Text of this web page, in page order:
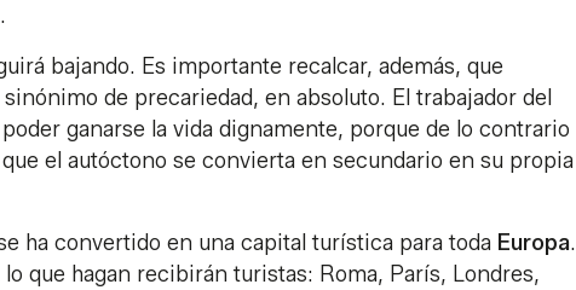
bajando. Es importante recalcar, además, que
de precariedad, en absoluto. El trabajador del
ganarse la vida dignamente, porque de lo contrario
el autóctono se convierta en secundario en su propia
ha convertido en una capital turística para toda Europa.
que hagan recibirán turistas: Roma, París, Londres,